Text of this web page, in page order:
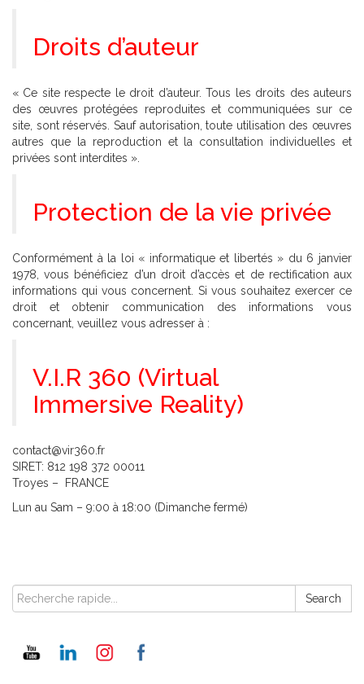
Droits d’auteur
« Ce site respecte le droit d’auteur. Tous les droits des auteurs
des œuvres protégées reproduites et communiquées sur ce
site, sont réservés. Sauf autorisation, toute utilisation des œuvres
autres que la reproduction et la consultation individuelles et
privées sont interdites ».
Protection de la vie privée
Conformément à la loi « informatique et libertés » du 6 janvier
1978, vous bénéficiez d’un droit d’accès et de rectification aux
informations qui vous concernent. Si vous souhaitez exercer ce
droit et obtenir communication des informations vous
concernant, veuillez vous adresser à :
V.I.R 360 (Virtual
Immersive Reality)
contact@vir360.fr
SIRET: 812 198 372 00011
Troyes – FRANCE
Lun au Sam – 9:00 à 18:00 (Dimanche fermé)